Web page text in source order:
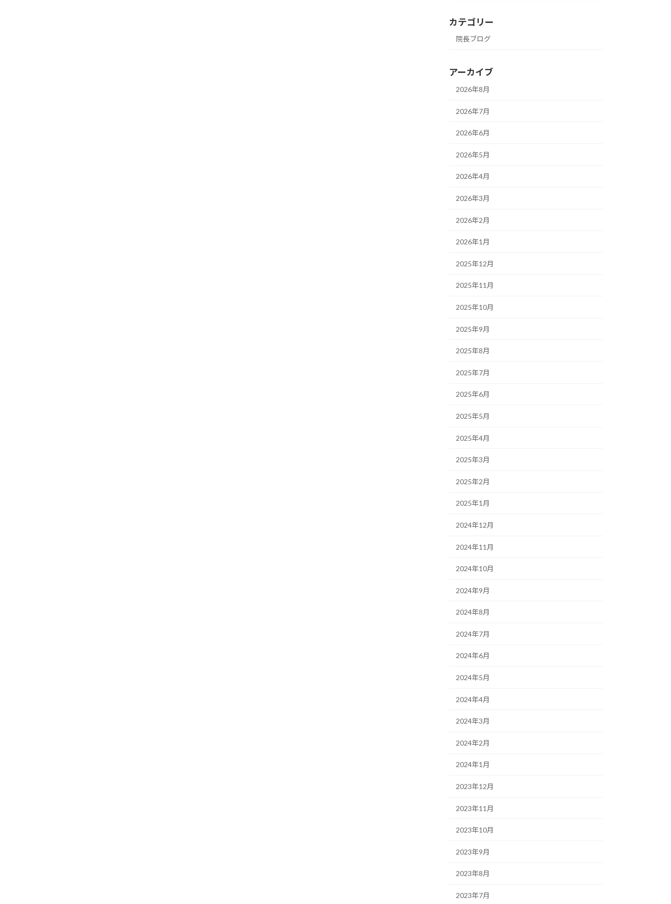
カテゴリー
院長ブログ
アーカイブ
2026年8月
2026年7月
2026年6月
2026年5月
2026年4月
2026年3月
2026年2月
2026年1月
2025年12月
2025年11月
2025年10月
2025年9月
2025年8月
2025年7月
2025年6月
2025年5月
2025年4月
2025年3月
2025年2月
2025年1月
2024年12月
2024年11月
2024年10月
2024年9月
2024年8月
2024年7月
2024年6月
2024年5月
2024年4月
2024年3月
2024年2月
2024年1月
2023年12月
2023年11月
2023年10月
2023年9月
2023年8月
2023年7月